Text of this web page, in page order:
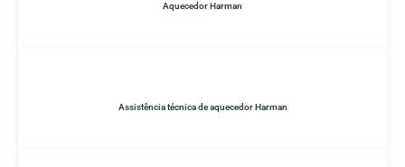
Aquecedor Harman
Assistência técnica de aquecedor Harman